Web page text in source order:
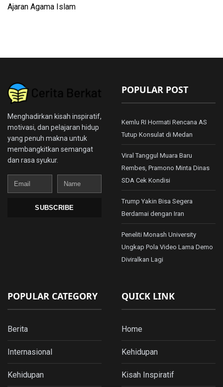
Ajaran Agama Islam
Menghadirkan kisah inspiratif,
motivasi, dan pelajaran hidup
yang penuh makna untuk
membangkitkan semangat
dan rasa syukur.
Email
Name
SUBSCRIBE
POPULAR POST
Kemlu RI Hormati Rencana AS
Tutup Konsulat di Medan
Viral Tanggul Muara Baru
Rembes, Pramono Minta Dinas
SDA Cek Kondisi
Trump Yakin Bisa Segera
Berdamai dengan Iran
Peneliti Monash University
Ungkap Pola Video Lama Demo
Diviralkan Lagi
POPULAR CATEGORY
Berita
Internasional
Kehidupan
QUICK LINK
Home
Kehidupan
Kisah Inspiratif